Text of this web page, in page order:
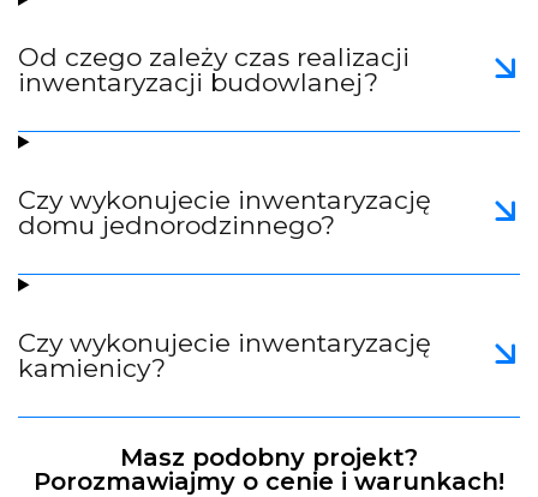
Od czego zależy czas realizacji
inwentaryzacji budowlanej?
Czy wykonujecie inwentaryzację
domu jednorodzinnego?
Czy wykonujecie inwentaryzację
kamienicy?
Masz podobny projekt?
Porozmawiajmy o cenie i warunkach!